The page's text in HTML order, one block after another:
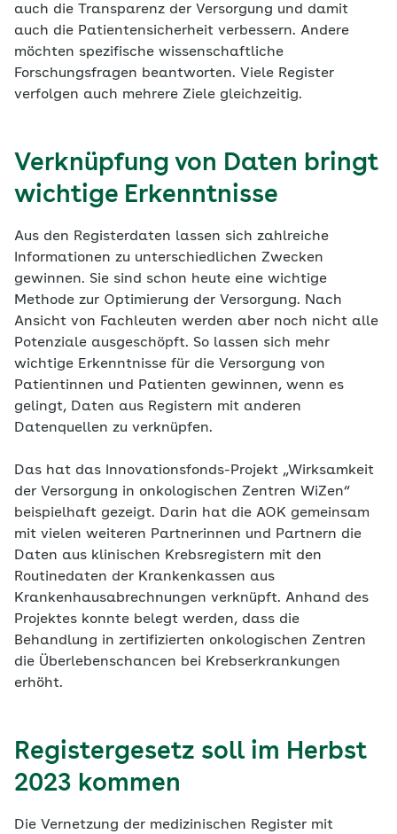
auch die Transparenz der Versorgung und damit
auch die Patientensicherheit verbessern. Andere
möchten spezifische wissenschaftliche
Forschungsfragen beantworten. Viele Register
verfolgen auch mehrere Ziele gleichzeitig.
Verknüpfung von Daten bringt
wichtige Erkenntnisse
Aus den Registerdaten lassen sich zahlreiche
Informationen zu unterschiedlichen Zwecken
gewinnen. Sie sind schon heute eine wichtige
Methode zur Optimierung der Versorgung. Nach
Ansicht von Fachleuten werden aber noch nicht alle
Potenziale ausgeschöpft. So lassen sich mehr
wichtige Erkenntnisse für die Versorgung von
Patientinnen und Patienten gewinnen, wenn es
gelingt, Daten aus Registern mit anderen
Datenquellen zu verknüpfen.
Das hat das Innovationsfonds-Projekt „Wirksamkeit
der Versorgung in onkologischen Zentren WiZen“
beispielhaft gezeigt. Darin hat die AOK gemeinsam
mit vielen weiteren Partnerinnen und Partnern die
Daten aus klinischen Krebsregistern mit den
Routinedaten der Krankenkassen aus
Krankenhausabrechnungen verknüpft. Anhand des
Projektes konnte belegt werden, dass die
Behandlung in zertifizierten onkologischen Zentren
die Überlebenschancen bei Krebserkrankungen
erhöht.
Registergesetz soll im Herbst
2023 kommen
Die Vernetzung der medizinischen Register mit